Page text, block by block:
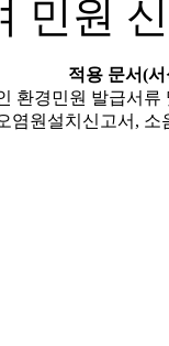
민원
적용 문서(서
환경민원 발급서류
염원설치신고서,